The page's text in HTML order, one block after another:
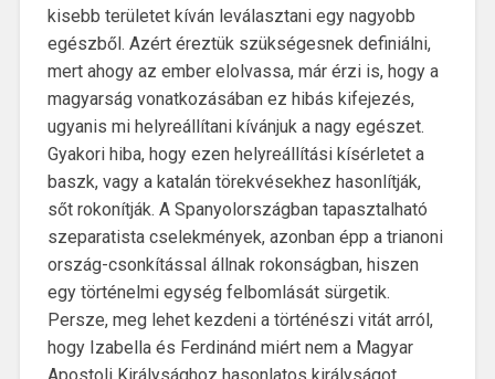
kisebb területet kíván leválasztani egy nagyobb
egészből. Azért éreztük szükségesnek definiálni,
mert ahogy az ember elolvassa, már érzi is, hogy a
magyarság vonatkozásában ez hibás kifejezés,
ugyanis mi helyreállítani kívánjuk a nagy egészet.
Gyakori hiba, hogy ezen helyreállítási kísérletet a
baszk, vagy a katalán törekvésekhez hasonlítják,
sőt rokonítják. A Spanyolországban tapasztalható
szeparatista cselekmények, azonban épp a trianoni
ország-csonkítással állnak rokonságban, hiszen
egy történelmi egység felbomlását sürgetik.
Persze, meg lehet kezdeni a történészi vitát arról,
hogy Izabella és Ferdinánd miért nem a Magyar